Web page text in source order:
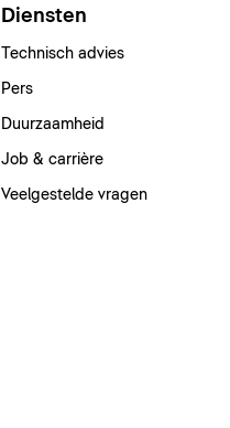
Diensten
Technisch advies
Pers
Duurzaamheid
Job & carrière
Veelgestelde vragen